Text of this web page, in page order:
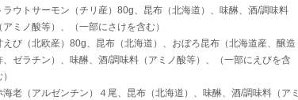
ラウトサーモン（チリ産）80g、昆布（北海道）、味醂、酒/調味料
アミノ酸等）、（一部にさけを含む）
えび（北欧産）80g、昆布（北海道）、おぼろ昆布（北海道産、醸造
、ゼラチン）、味醂、酒/調味料（アミノ酸等）、（一部にえびを含
海老（アルゼンチン）４尾、昆布（北海道）、味醂、酒/調味料（アミ